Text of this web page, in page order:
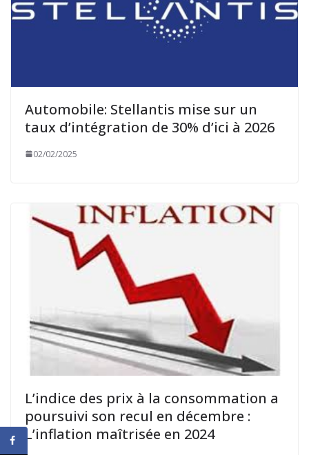
Automobile: Stellantis mise sur un
taux d’intégration de 30% d’ici à 2026
02/02/2025
L’indice des prix à la consommation a
poursuivi son recul en décembre :
L’inflation maîtrisée en 2024